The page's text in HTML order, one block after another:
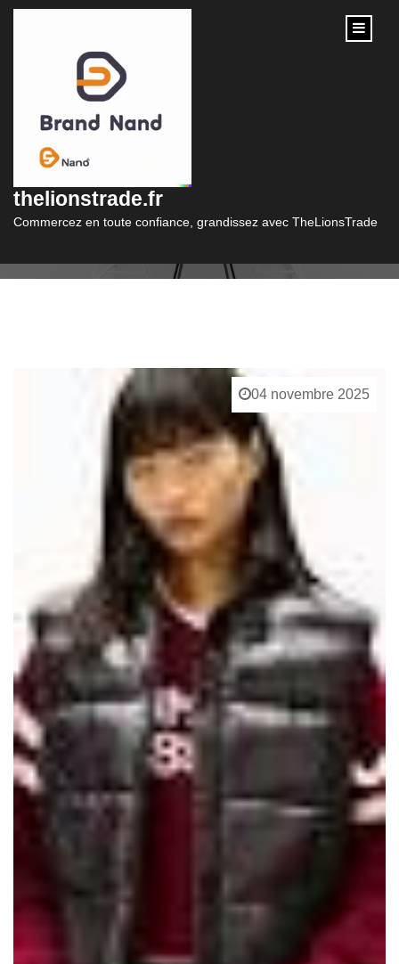
content
thelionstrade.fr
Commercez en toute confiance, grandissez avec TheLionsTrade
Catégorie :
04 novembre 2025